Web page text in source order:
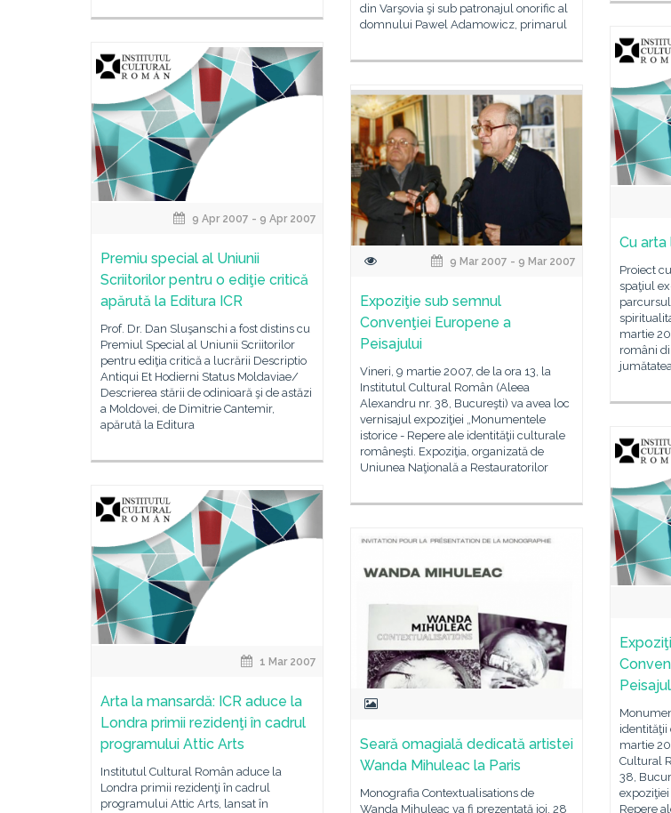
din Varşovia şi sub patronajul onorific al
domnului Pawel Adamowicz, primarul
Cu
Proiect
spaţiul
martie
români
9 Apr 2007 - 9 Apr 2007
Premiu special al Uniunii
Scriitorilor pentru o ediţie critică
apărută la Editura ICR
Prof. Dr. Dan Sluşanschi a fost distins cu
Premiul Special al Uniunii Scriitorilor
pentru ediţia critică a lucrării Descriptio
Antiqui Et Hodierni Status Moldaviae/
Descrierea stării de odinioară şi de astăzi
a Moldovei, de Dimitrie Cantemir,
apărută la Editura
9 Mar 2007 - 9 Mar 2007
Expoziţie sub semnul
Convenţiei Europene a
Peisajului
Vineri, 9 martie 2007, de la ora 13, la
Institutul Cultural Român (Aleea
Alexandru nr. 38, Bucureşti) va avea loc
vernisajul expoziţiei „Monumentele
istorice - Repere ale identităţii culturale
româneşti. Expoziţia, organizată de
Uniunea Naţională a Restauratorilor
identităţii
martie
Cultural
38,
Repere
1 Mar 2007
Arta la mansardă: ICR aduce la
Londra primii rezidenţi în cadrul
programului Attic Arts
Institutul Cultural Român aduce la
Londra primii rezidenţi în cadrul
programului Attic Arts, lansat în
Seară omagială dedicată artistei
Wanda Mihuleac la Paris
Monografia Contextualisations de
Wanda Mihuleac va fi prezentată joi, 28